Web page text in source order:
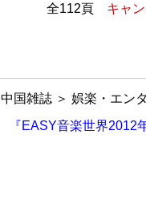
全112頁 キャ
中国雑誌 ＞ 娯楽・エン
『EASY音楽世界2012